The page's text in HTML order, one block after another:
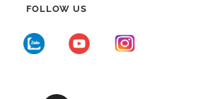
FOLLOW US